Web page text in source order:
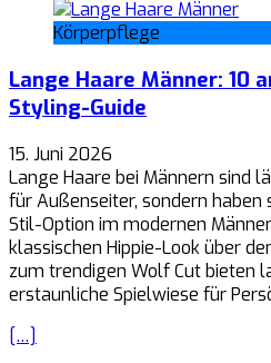
Körperpflege
Lange Haare Männer: 10
Styling-Guide
15. Juni 2026
Lange Haare bei Männern sind
für Außenseiter, sondern
Stil-Option im modernen
klassischen Hippie-Look über
zum trendigen Wolf Cut bieten
erstaunliche Spielwiese für
[…]